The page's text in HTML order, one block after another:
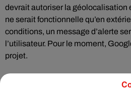
devrait autoriser la géolocalisation
ne serait fonctionnelle qu’en
conditions, un message d’alerte
l’utilisateur. Pour le moment,
projet.